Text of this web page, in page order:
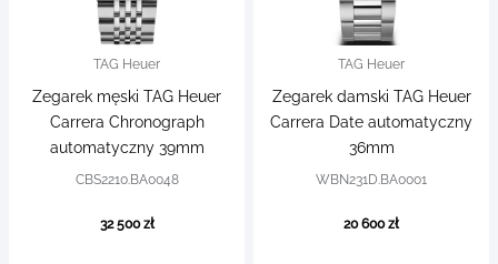
TAG Heuer
Zegarek męski TAG Heuer
Carrera Chronograph
automatyczny 39mm
CBS2210.BA0048
32 500 zł
TAG Heuer
Zegarek damski TAG Heuer
Carrera Date automatyczny
36mm
WBN231D.BA0001
20 600 zł